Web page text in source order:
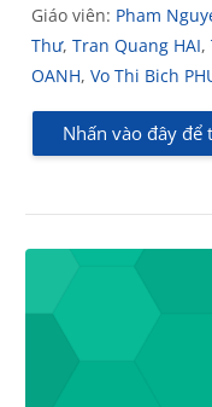
Giáo viên: Pham
Thư, Tran Quang HAI,
OANH, Vo Thi Bich
Nhấn vào đây để